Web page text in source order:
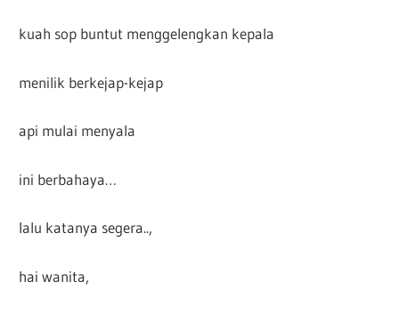
kuah sop buntut menggelengkan kepala
menilik berkejap-kejap
api mulai menyala
ini berbahaya…
lalu katanya segera..,
hai wanita,